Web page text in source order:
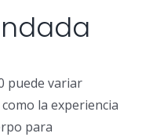
puede variar
la experiencia
para